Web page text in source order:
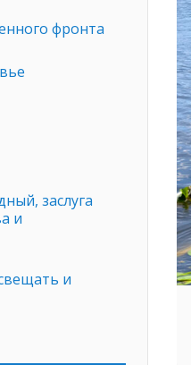
фронта
заслуга
и
и